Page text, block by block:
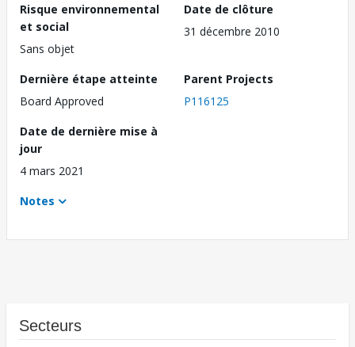
Risque environnemental
et social
Sans objet
Date de clôture
31 décembre 2010
Dernière étape atteinte
Board Approved
Parent Projects
P116125
Date de dernière mise à
jour
4 mars 2021
Notes
Secteurs